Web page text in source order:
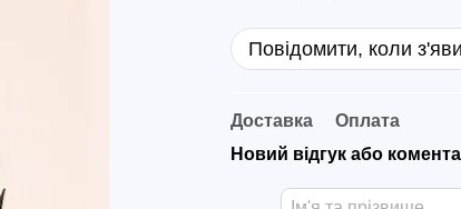
Повідомити, коли
Доставка
Оплата
Новий відгук або